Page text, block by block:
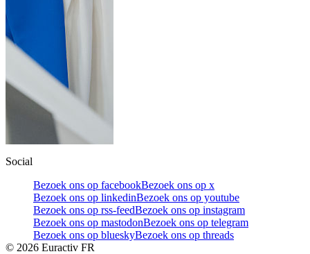
Social
Bezoek ons op facebookBezoek ons op x
Bezoek ons op linkedinBezoek ons op youtube
Bezoek ons op rss-feedBezoek ons op instagram
Bezoek ons op mastodonBezoek ons op telegram
Bezoek ons op blueskyBezoek ons op threads
© 2026 Euractiv FR